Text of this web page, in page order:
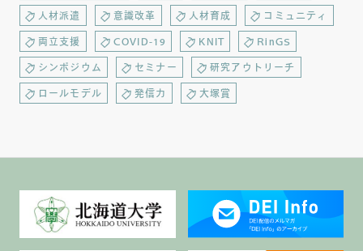
人材派遣 意識改革 人材育成 コミュニティ
両立支援 COVID-19 KNIT RinGS
シンポジウム セミナー 研究アウトリーチ
ロールモデル 発信力 大塚賞